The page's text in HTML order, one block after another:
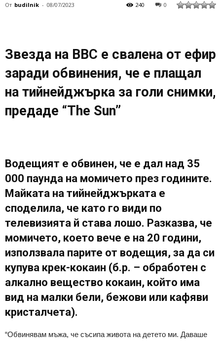
От budilnik - 08/07/2023 0
240
Звезда на BBC е свалена от ефир
заради обвинения, че е плащал
на тийнейджърка за голи снимки,
предаде “The Sun”
Водещият е обвинен, че е дал над 35
000 паунда на момичето през годините.
Майката на тийнейджърката е
споделила, че като го види по
телевизията й става лошо. Разказва, че
момичето, което вече е на 20 години,
използвала парите от водещия, за да си
купува крек-кокаин (б.р. – обработен с
алкално вещество кокаин, който има
вид на малки бели, бежови или кафяви
кристалчета).
“Обвинявам мъжа, че съсипа живота на детето ми. Даваше